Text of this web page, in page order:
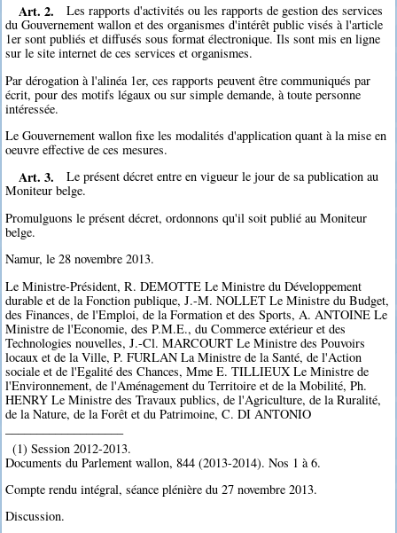
Art. 2.
Les rapports d'activités ou les rapports de gestion des services
du Gouvernement wallon et des organismes d'intérêt public visés à l'article
1er sont publiés et diffusés sous format électronique. Ils sont mis en ligne
sur le site internet de ces services et organismes.
Par dérogation à l'alinéa 1er, ces rapports peuvent être communiqués par
écrit, pour des motifs légaux ou sur simple demande, à toute personne
intéressée.
Le Gouvernement wallon fixe les modalités d'application quant à la mise en
oeuvre effective de ces mesures.
Art. 3.
Le présent décret entre en vigueur le jour de sa publication au
Moniteur belge.
Promulguons le présent décret, ordonnons qu'il soit publié au Moniteur
belge.
Namur, le 28 novembre 2013.
Le Ministre-Président, R. DEMOTTE Le Ministre du Développement
durable et de la Fonction publique, J.-M. NOLLET Le Ministre du Budget,
des Finances, de l'Emploi, de la Formation et des Sports, A. ANTOINE Le
Ministre de l'Economie, des P.M.E., du Commerce extérieur et des
Technologies nouvelles, J.-Cl. MARCOURT Le Ministre des Pouvoirs
locaux et de la Ville, P. FURLAN La Ministre de la Santé, de l'Action
sociale et de l'Egalité des Chances, Mme E. TILLIEUX Le Ministre de
l'Environnement, de l'Aménagement du Territoire et de la Mobilité, Ph.
HENRY Le Ministre des Travaux publics, de l'Agriculture, de la Ruralité,
de la Nature, de la Forêt et du Patrimoine, C. DI ANTONIO
(1) Session 2012-2013.
Documents du Parlement wallon, 844 (2013-2014). Nos 1 à 6.
Compte rendu intégral, séance plénière du 27 novembre 2013.
Discussion.